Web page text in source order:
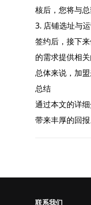
核后，您将与
3. 店铺选址与
签约后，接下
的需求提供相
总体来说，加
总结
通过本文的详
带来丰厚的回报
联系我们